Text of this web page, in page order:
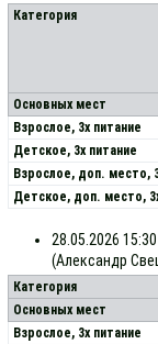
Категория
Основных мест
Взрослое, 3х питание
Детское, 3х питание
Взрослое, доп. место,
Детское, доп. место,
28.05.2026
(Александр
Категория
Основных мест
Взрослое, 3х питание